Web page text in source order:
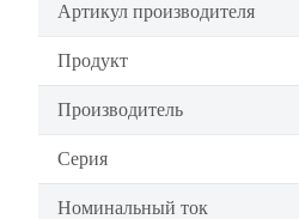
Артикул производителя
Продукт
Производитель
Серия
Номинальный ток